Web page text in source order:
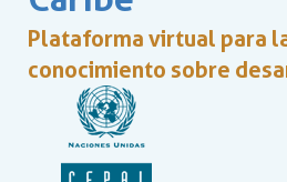
Plataforma virtual para
conocimiento sobre